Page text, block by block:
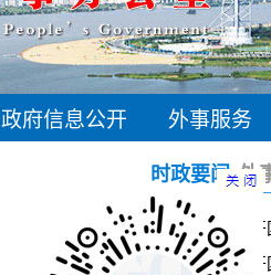
政府信息公开 外事服务
时政要闻 外
李强主持召
李强主持召